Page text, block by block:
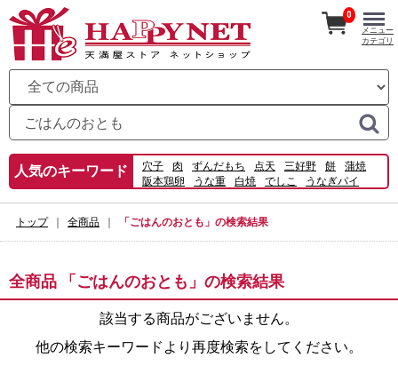
人気のキーワード 穴子 肉 ずんだもち 点天 三好野 餅
蒲焼
阪本鶏卵
うな重 白焼 でしこ
うなぎパイ
0
メニュー
カテゴリ
トップ 全商品 「ごはんのおとも」の検索結果
全商品 「ごはんのおとも」の検索結果
該当する商品がございません。
他の検索キーワードより再度検索をしてください。